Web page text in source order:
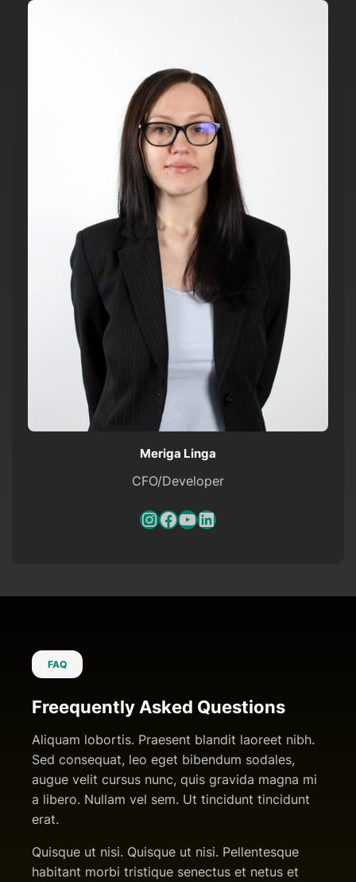
Meriga Linga
CFO/Developer
InstagramFacebook YouTube LinkedIn
FAQ
Freequently Asked Questions
Aliquam lobortis. Praesent blandit laoreet nibh.
Sed consequat, leo eget bibendum sodales,
augue velit cursus nunc, quis gravida magna mi
a libero. Nullam vel sem. Ut tincidunt tincidunt
erat.
Quisque ut nisi. Quisque ut nisi. Pellentesque
habitant morbi tristique senectus et netus et